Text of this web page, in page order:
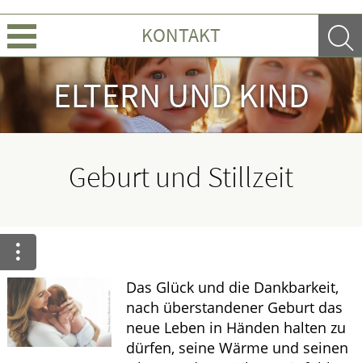
KONTAKT
Über uns
Leistungen
ELTERN UND KIND
HOMÖOPATHIE
ELTERN UND KIND
Geburt und Stillzeit
Das Glück und die Dankbarkeit,
nach überstandener Geburt das
neue Leben in Händen halten zu
dürfen, seine Wärme und seinen